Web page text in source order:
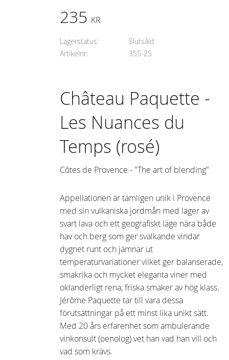
235 KR
Lagerstatus
Slutsåld
Artikelnr
355-25
Château Paquette -
Les Nuances du
Temps (rosé)
Côtes de Provence - "The art of blending"
Appellationen är tämligen unik i Provence
med sin vulkaniska jordmån med lager av
svart lava och ett geografiskt läge nära både
hav och berg som ger svalkande vindar
dygnet runt och jämnar ut
temperaturvariationer vilket ger balanserade,
smakrika och mycket eleganta viner med
oklanderligt rena, friska smaker av hög klass.
Jérôme Paquette tar till vara dessa
förutsättningar på ett minst lika unikt sätt.
Med 20 års erfarenhet som ambulerande
vinkonsult (oenolog) vet han vad han vill och
vad som krävs.